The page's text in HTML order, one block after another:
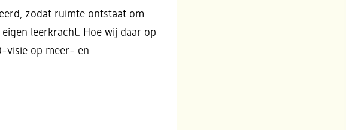
zodat ruimte ontstaat om
leerkracht. Hoe wij daar op
visie op meer- en